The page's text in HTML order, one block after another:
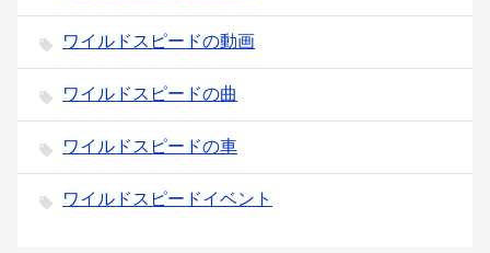
ワイルドスピードの動画
ワイルドスピードの曲
ワイルドスピードの車
ワイルドスピードイベント